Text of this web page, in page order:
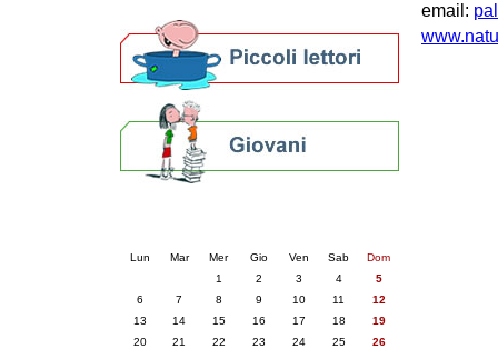
email:
Lun Mar Mer Gio Ven Sab
Dom
1
2 3 4
5
6
7 8 9 10 11
12
13
14 15 16 17 18
19
20
21 22 23 24 25
26